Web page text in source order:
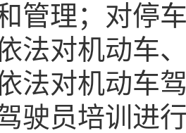
管理；对停
法对机动车
法对机动车
驶员培训进